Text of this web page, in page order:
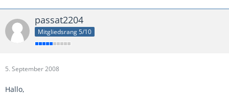
passat2204
Mitgliedsrang 5/10
5. September 2008
Hallo,